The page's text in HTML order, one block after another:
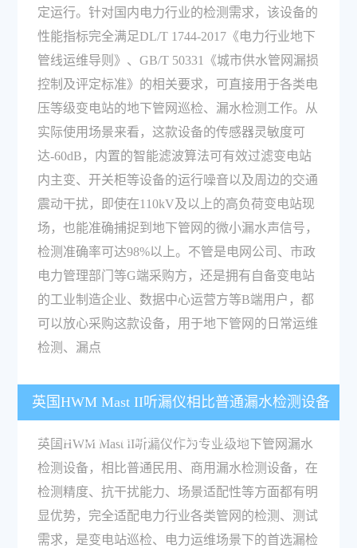
定运行。针对国内电力行业的检测需求，该设备的
性能指标完全满足DL/T 1744-2017《电力行业地下
管线运维导则》、GB/T 50331《城市供水管网漏损
控制及评定标准》的相关要求，可直接用于各类电
压等级变电站的地下管网巡检、漏水检测工作。从
实际使用场景来看，这款设备的传感器灵敏度可
达-60dB，内置的智能滤波算法可有效过滤变电站
内主变、开关柜等设备的运行噪音以及周边的交通
震动干扰，即使在110kV及以上的高负荷变电站现
场，也能准确捕捉到地下管网的微小漏水声信号，
检测准确率可达98%以上。不管是电网公司、市政
电力管理部门等G端采购方，还是拥有自备变电站
的工业制造企业、数据中心运营方等B端用户，都
可以放心采购这款设备，用于地下管网的日常运维
检测、漏点
英国HWM Mast II听漏仪相比普通漏水检测设备
有什么优势？适合电力管网测试吗？
英国HWM Mast II听漏仪作为专业级地下管网漏水
检测设备，相比普通民用、商用漏水检测设备，在
检测精度、抗干扰能力、场景适配性等方面都有明
显优势，完全适配电力行业各类管网的检测、测试
需求，是变电站巡检、电力运维场景下的首选漏检